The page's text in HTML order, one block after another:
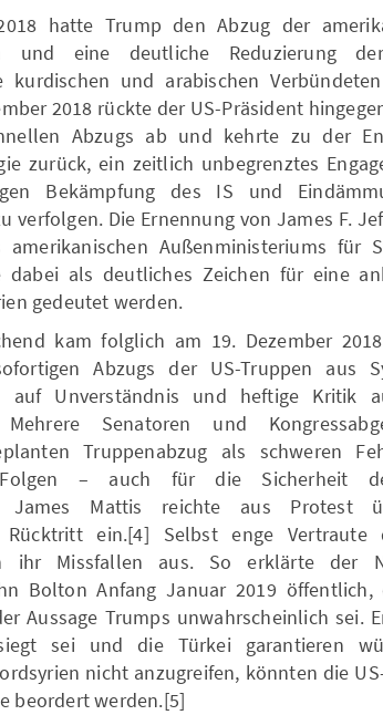
hatte Trump den Abzug der
und eine deutliche Reduzierung
kurdischen und arabischen
2018 rückte der US-Präsident
Abzugs ab und kehrte zu der
zurück, ein zeitlich unbegrenztes
Bekämpfung des IS und
verfolgen. Die Ernennung von James F.
amerikanischen Außenministeriums für
dabei als deutliches Zeichen für eine
gedeutet werden.
kam folglich am 19. Dezember
Abzugs der US-Truppen aus
auf Unverständnis und heftige Kritik
Senatoren und
Truppenabzug als schweren
– auch für die Sicherheit
James Mattis reichte aus Protest
Rücktritt ein.[4] Selbst enge Vertraute
ihr Missfallen aus. So erklärte der
Bolton Anfang Januar 2019 öffentlich,
Aussage Trumps unwahrscheinlich sei.
sei und die Türkei garantieren
nicht anzugreifen, könnten die
beordert werden.[5]